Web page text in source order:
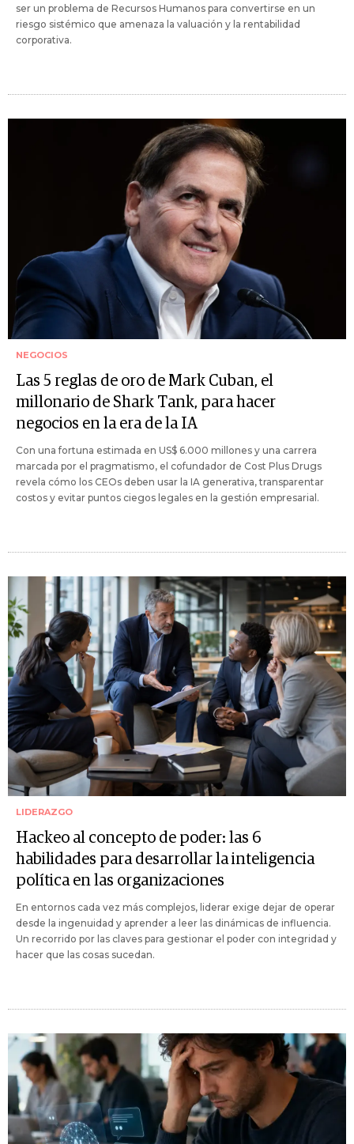
ser un problema de Recursos Humanos para convertirse en un
riesgo sistémico que amenaza la valuación y la rentabilidad
corporativa.
NEGOCIOS
Las 5 reglas de oro de Mark Cuban, el
millonario de Shark Tank, para hacer
negocios en la era de la IA
Con una fortuna estimada en US$ 6.000 millones y una carrera
marcada por el pragmatismo, el cofundador de Cost Plus Drugs
revela cómo los CEOs deben usar la IA generativa, transparentar
costos y evitar puntos ciegos legales en la gestión empresarial.
LIDERAZGO
Hackeo al concepto de poder: las 6
habilidades para desarrollar la inteligencia
política en las organizaciones
En entornos cada vez más complejos, liderar exige dejar de operar
desde la ingenuidad y aprender a leer las dinámicas de influencia.
Un recorrido por las claves para gestionar el poder con integridad y
hacer que las cosas sucedan.